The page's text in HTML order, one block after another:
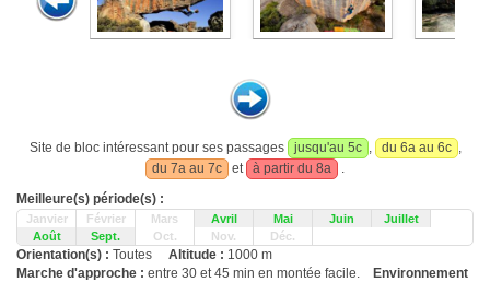
Site de bloc intéressant pour ses passages jusqu'au 5c , du 6a au 6c ,
du 7a au 7c
et à partir du 8a
.
Meilleure(s) période(s) :
Janvier Février Mars Avril Mai Juin
Juillet
Août
Sept. Oct. Nov. Déc.
Orientation(s) : Toutes Altitude : 1000 m
Marche d'approche : entre 30 et 45 min en montée facile.
Environnement